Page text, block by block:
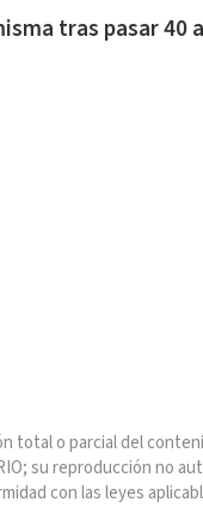
tras pasar 40
total o parcial del
su reproducción no
con las leyes